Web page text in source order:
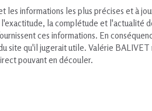
informations les plus précises et à
la complétude et l'actualité
ces informations. En
site qu'il jugerait utile. Valérie BALIVET
pouvant en découler.